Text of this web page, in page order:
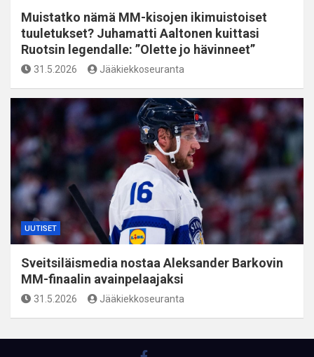
Muistatko nämä MM-kisojen ikimuistoiset
tuuletukset? Juhamatti Aaltonen kuittasi
Ruotsin legendalle: ”Olette jo hävinneet”
31.5.2026 Jääkiekkoseuranta
UUTISET
Sveitsiläismedia nostaa Aleksander Barkovin
MM-finaalin avainpelaajaksi
31.5.2026 Jääkiekkoseuranta